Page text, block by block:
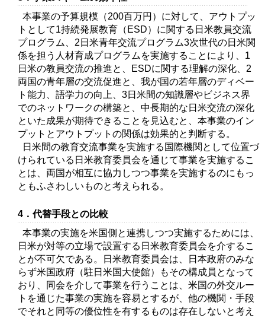
本事業の予算規模（200百万円）に対して、アウトプッ
トとして1持続発展教育（ESD）に関する日米教員交流
プログラム、2日米青年交流プログラム3次世代の日米関
係を担う人材育成プログラムを実施することにより、1
日米の教員交流の推進と、ESDに関する理解の深化、2
両国の青年層の交流促進と、我が国の若年層のディベー
ト能力、語学力の向上、3日米間の知識層やビジネス界
でのネットワークの構築と、中長期的な日米交流の深化
といた成果が期待できることを見込むと、本事業のイン
プットとアウトプットの関係は効果的と判断する。
日米間の教育交流事業を実施する国際機関として位置づ
けられている日米教育委員会を通じて事業を実施するこ
とは、両国が相互に協力しつつ事業を実施するのにもっ
ともふさわしいものと考えられる。
4．代替手段との比較
本事業の実施を米国側と連携しつつ実施するためには、
日米が対等の立場で設置する日米教育委員会を介するこ
とが不可欠である。日米教育委員会は、日本政府のみな
らず米国政府（駐日米国大使館）もその構成員となって
おり、同会を介して事業を行うことは、米国の外交ルー
トを通じた事業の実施を容易とするが、他の機関・手段
でそれと同等の優位性を有するものは存在しないと考え